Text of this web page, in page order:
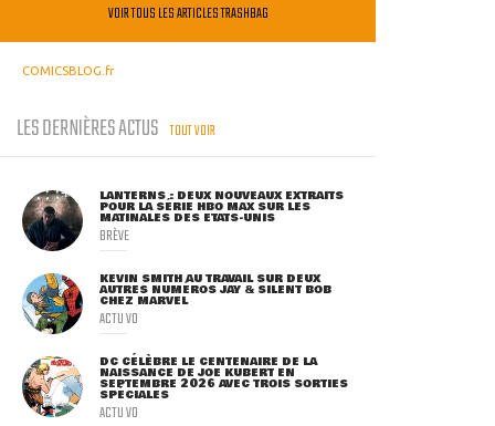
VOIR TOUS LES ARTICLES TRASHBAG
COMICSBLOG.fr
LES DERNIÈRES ACTUS TOUT VOIR
LANTERNS : DEUX NOUVEAUX EXTRAITS
POUR LA SÉRIE HBO MAX SUR LES
MATINALES DES ETATS-UNIS
BRÈVE
KEVIN SMITH AU TRAVAIL SUR DEUX
AUTRES NUMÉROS JAY & SILENT BOB
CHEZ MARVEL
ACTU VO
DC CÉLÈBRE LE CENTENAIRE DE LA
NAISSANCE DE JOE KUBERT EN
SEPTEMBRE 2026 AVEC TROIS SORTIES
SPÉCIALES
ACTU VO